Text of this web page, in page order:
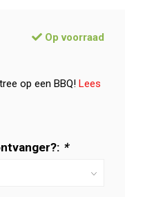
Op voorraad
op een BBQ! Lees
*